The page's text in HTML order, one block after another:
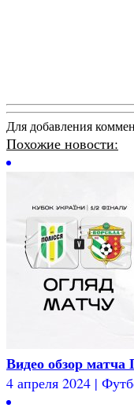
Для добавления
Похожие новости:
Видео обзор матча
4 апреля 2024 |